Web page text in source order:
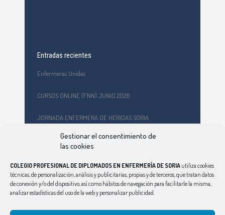
Gestionar el consentimiento de
las cookies
COLEGIO PROFESIONAL DE DIPLOMADOS EN ENFERMERÍA DE SORIA utiliza cookies
técnicas, de personalización, análisis y publicitarias, propias y de terceros, que tratan datos
de conexión y/o del dispositivo, así como hábitos de navegación para facilitarle la misma,
analizar estadísticas del uso de la web y personalizar publicidad.
Entradas recientes
Enfermeras Unidas
CURSOS ONLINE (FNN) JUNIO 2026
JORNADA ENFERMERA DE HERIDAS SORIA
Formación en primeros auxilios y prevención de riesgos
laborales en el CEPA Celtiberia
Curso Ciberindex junio 2026 – AT7 – Cuidados a mujeres
víctimas de violencia de género